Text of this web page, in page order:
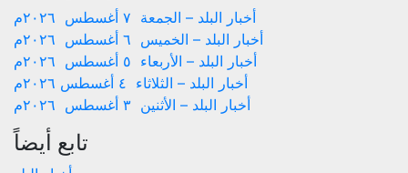
أخبار البلد – الجمعة ٧ أغسطس ٢٠٢٦م
أخبار البلد – الخميس ٦ أغسطس ٢٠٢٦م
أخبار البلد – الأربعاء ٥ أغسطس ٢٠٢٦م
أخبار البلد – الثلاثاء ٤ أغسطس ٢٠٢٦م
أخبار البلد – الأثنين ٣ أغسطس ٢٠٢٦م
تابع أيضاً